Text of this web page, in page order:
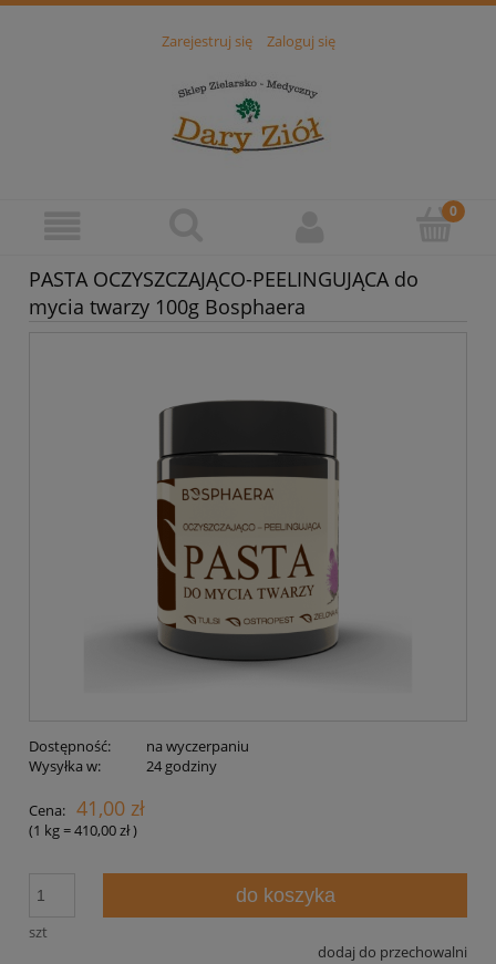
Zarejestruj się Zaloguj się
PASTA OCZYSZCZAJĄCO-PEELINGUJĄCA do
mycia twarzy 100g Bosphaera
Dostępność:
na wyczerpaniu
Wysyłka w:
24 godziny
Cena: 41,00 zł
(1 kg=410,00 zł)
szt
do koszyka
dodaj do przechowalni